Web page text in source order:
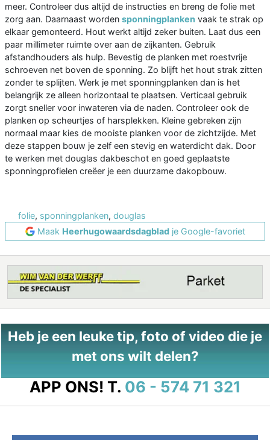
meer. Controleer dus altijd de instructies en breng de folie met
zorg aan. Daarnaast worden sponningplanken vaak te strak op
elkaar gemonteerd. Hout werkt altijd zeker buiten. Laat dus een
paar millimeter ruimte over aan de zijkanten. Gebruik
afstandhouders als hulp. Bevestig de planken met roestvrije
schroeven net boven de sponning. Zo blijft het hout strak zitten
zonder te splijten. Werk je met sponningplanken dan is het
belangrijk ze alleen horizontaal te plaatsen. Verticaal gebruik
zorgt sneller voor inwateren via de naden. Controleer ook de
planken op scheurtjes of harsplekken. Kleine gebreken zijn
normaal maar kies de mooiste planken voor de zichtzijde. Met
deze stappen bouw je zelf een stevig en waterdicht dak. Door
te werken met douglas dakbeschot en goed geplaatste
sponningprofielen creëer je een duurzame dakopbouw.
folie, sponningplanken, douglas
Maak Heerhugowaardsdagbladje Google-favoriet
Heb je een leuke tip, foto of video die je
met ons wilt delen?
APP ONS! T. 06 - 574 71 321